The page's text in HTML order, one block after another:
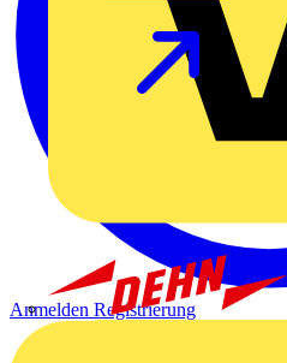
Anmelden Registrierung